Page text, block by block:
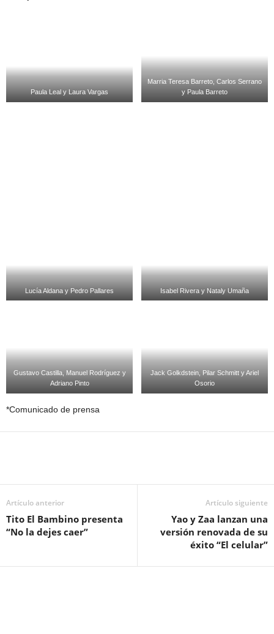
Paula Leal y Laura Vargas
Marria Teresa Barreto, Carlos Serrano
y Paula Barreto
Lucía Aldana y Pedro Pallares Isabel Rivera y Nataly Umaña
Gustavo Castilla, Manuel Rodríguez y
Adriano Pinto
Jack Golkdstein, Pilar Schmitt y Ariel
Osorio
*Comunicado de prensa
Artículo anterior
Tito El Bambino presenta
“No la dejes caer”
Artículo siguiente
Yao y Zaa lanzan una
versión renovada de su
éxito “El celular”